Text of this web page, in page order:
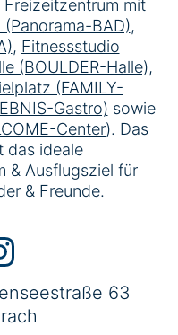
mit
BAD),
, Fitnessstudio
(BOULDER-Halle),
(FAMILY-
Gastro) sowie
Center). Das
das ideale
& Ausflugsziel für
& Freunde.
63